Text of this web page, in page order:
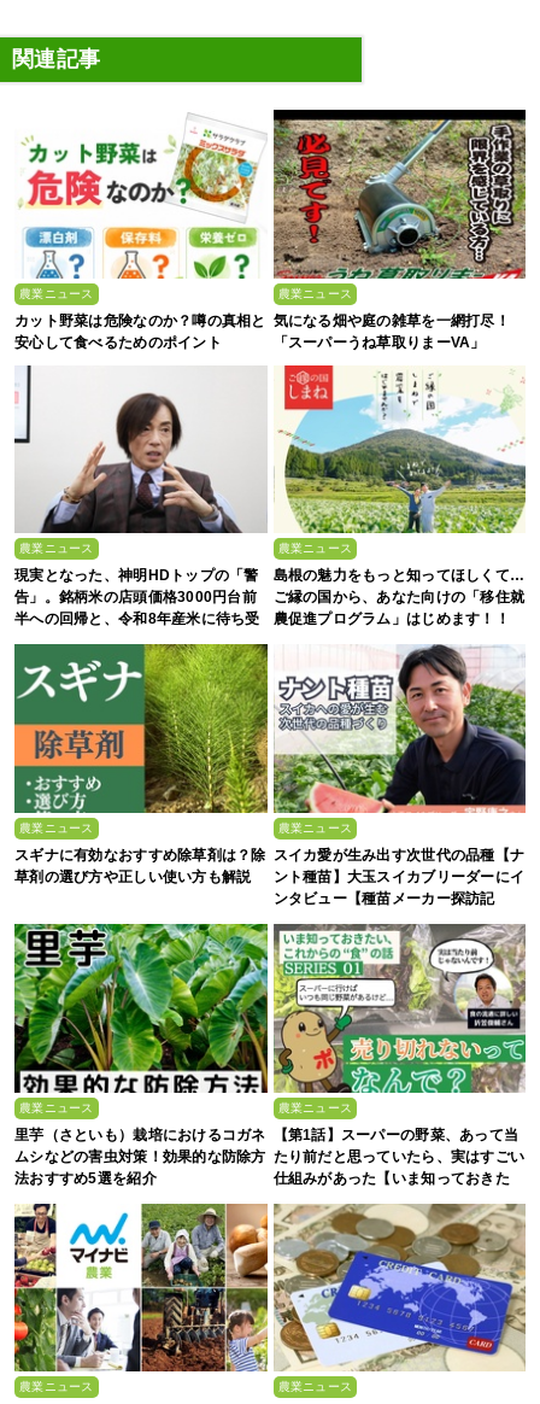
関連記事
農業ニュース
カット野菜は危険なのか？噂の真相と
安心して食べるためのポイント
農業ニュース
気になる畑や庭の雑草を一網打尽！
「スーパーうね草取りまーVA」
農業ニュース
現実となった、神明HDトップの「警
告」。銘柄米の店頭価格3000円台前
半への回帰と、令和8年産米に待ち受
ける“大暴落”の可能性
農業ニュース
島根の魅力をもっと知ってほしくて…
ご縁の国から、あなた向けの「移住就
農促進プログラム」はじめます！！
農業ニュース
スギナに有効なおすすめ除草剤は？除
草剤の選び方や正しい使い方も解説
農業ニュース
スイカ愛が生み出す次世代の品種【ナ
ント種苗】大玉スイカブリーダーにイ
ンタビュー【種苗メーカー探訪記
Vol.4】
農業ニュース
里芋（さといも）栽培におけるコガネ
ムシなどの害虫対策！効果的な防除方
法おすすめ5選を紹介
農業ニュース
【第1話】スーパーの野菜、あって当
たり前だと思っていたら、実はすごい
仕組みがあった【いま知っておきた
農業ニュース 農業ニュース